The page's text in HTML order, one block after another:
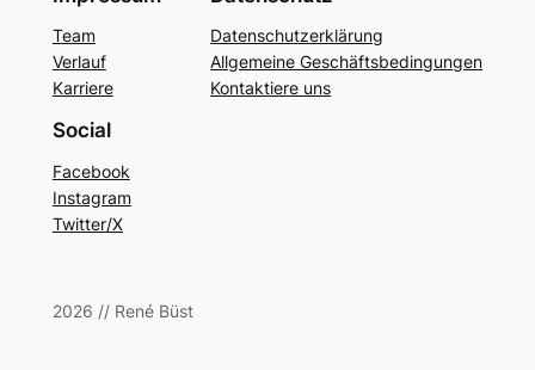
Team
Verlauf
Karriere
Datenschutzerklärung
Allgemeine Geschäftsbedingungen
Kontaktiere uns
Social
Facebook
Instagram
Twitter/X
2026 // René Büst